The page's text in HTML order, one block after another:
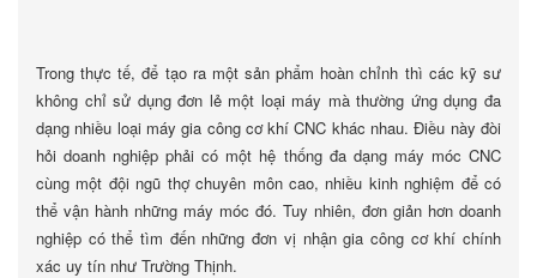
Trong thực tế, để tạo ra một sản phẩm hoàn chỉnh thì các kỹ sư
không chỉ sử dụng đơn lẻ một loại máy mà thường ứng dụng đa
dạng nhiều loại máy gia công cơ khí CNC khác nhau. Điều này đòi
hỏi doanh nghiệp phải có một hệ thống đa dạng máy móc CNC
cùng một đội ngũ thợ chuyên môn cao, nhiều kinh nghiệm để có
thể vận hành những máy móc đó. Tuy nhiên, đơn giản hơn doanh
nghiệp có thể tìm đến những đơn vị nhận gia công cơ khí chính
xác uy tín như Trường Thịnh.